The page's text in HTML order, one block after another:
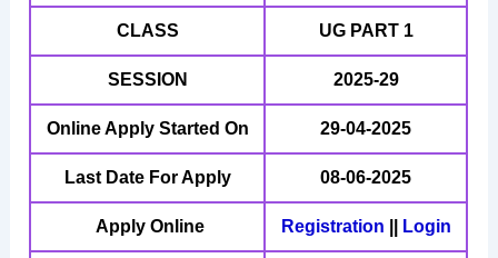
CLASS UG PART 1
SESSION 2025-29
Online Apply Started On 29-04-2025
Last Date For Apply 08-06-2025
Apply Online Registration Login